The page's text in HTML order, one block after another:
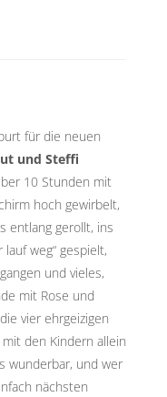
für die neuen
und Steffi
10 Stunden mit
hoch gewirbelt,
entlang gerollt, ins
weg“ gespielt,
und vieles,
mit Rose und
vier ehrgeizigen
den Kindern allein
wunderbar, und wer
nächsten